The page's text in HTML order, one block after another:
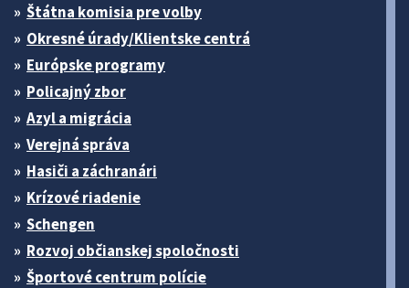
Štátna komisia pre volby
Okresné úrady/Klientske centrá
Európske programy
Policajný zbor
Azyl a migrácia
Verejná správa
Hasiči a záchranári
Krízové riadenie
Schengen
Rozvoj občianskej spoločnosti
Športové centrum polície